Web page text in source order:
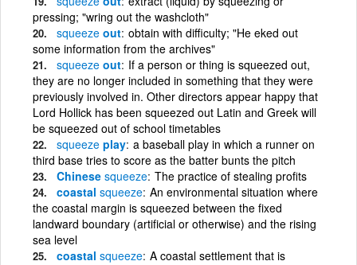
pressing; "wring out the washcloth"
squeeze out obtain with difficulty; "He eked out
some information from the archives"
squeeze out If a person or thing is squeezed out,
they are no longer included in something that they were
previously involved in. Other directors appear happy that
Lord Hollick has been squeezed out Latin and Greek will
be squeezed out of school timetables
squeeze play a baseball play in which a runner on
third base tries to score as the batter bunts the pitch
Chinese squeeze The practice of stealing profits
coastal squeeze An environmental situation where
the coastal margin is squeezed between the fixed
landward boundary (artificial or otherwise) and the rising
sea level
coastal squeeze A coastal settlement that is